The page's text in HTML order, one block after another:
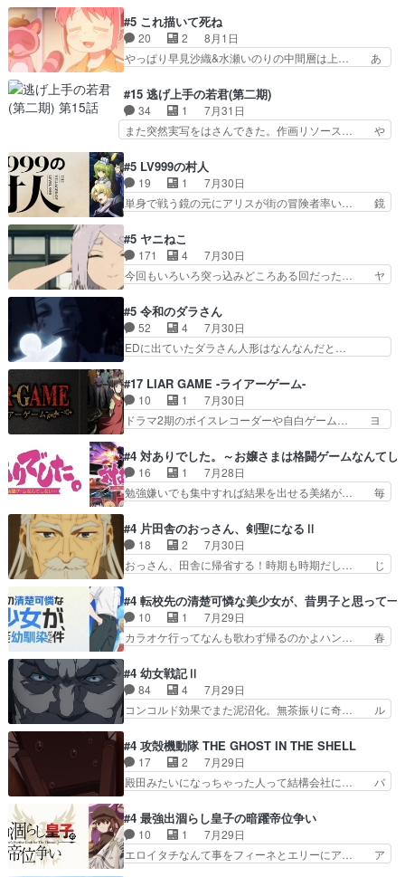
子舞勝負。鬼夜叉は猫の動き… 登場人物の我が強
い。新しい獅子舞に拘って… 第５話を
primevideoで視聴しまし…
も1日お疲れ様でした～───昨晩～今… 幼女に拾
われたお市ちゃんの恩返し。化け猫… 役にて出演
させていただきました。ジョアン… トイ・ストー
リーみたいな始まり。流石に除… 猫相手になんで
し良い話化け猫は油が好物… 今回はあかやし1体
のみで15分。金持ちの… 今更だけど霊が性行為
で祓えることは何とな…
#5 これ描いて死ね
20 2
8月1日
やっぱり早見沙織&水瀬いのりの中間層は上… あ
人物が増えてわいわいしたところが好き… 初コミ
ティアで２０冊刷りは妥当だよね。俺… 藤森さん
のママ向けの漫画で、また涙腺が⋯… 〜漫画に
「想い」をこめよう｣娘に漫画であ… 何回この作
てコミティアっていいなあ。同… コミティア参加
のしおりを徹夜で作る先生(… お母さん、娘にあ
んな漫画描かれたら泣いち…
#15 逃げ上手の若君(第二期)
34 1
7月31日
また突然実写をはさんできた。作画リソース… や
歳まで童貞だと魔法使いになれるという… こっち
の諏訪の三大将もまたクセが強いw色… 頼重が完
全にブレーンだよね毎回敵キャラが… 弧次郎「欲
を我慢して強くなれるなら大飯食… 変化球な演出
ていただきました！最終的に… この高らかなDT
宣言、合田一人に通じるも… この作品は近年稀に
見るおっさんキャラの充…
#5 LV999の村人
19 1
7月30日
単身で戦う鏡の元にアリスが街の冒険者率い… 鏡
なががんばってくれたアリスの父ちゃん… 成長限
界が999である村人と定めた上位存… 大規模バト
ルシーンなのに会話してばっかり… やっぱり勇者
より強かったか笑統率力LV9… 普通の人間の親子
組みか‥Lv200帯の… そのために役割を超越する
者の出現させるた… アリスのお陰で他の勇者達も
共闘してくれ魔…
#5 ヤニねこ
171 4
7月30日
今回もいろいろ突っ込みどころある回だった… ヤ
ちゃんの恋愛話をしたり、タバコを生産… ここう
っすら思ったことズバリ言ってくれて… おかし
い、さわやかだ 世話好きの陰に支配… ヤクねこ
のクワガタ取りの話見て切なくなっ… 普段は選別
れww唐突な作画力の正… なんか今日はかなり一
瞬で終わっちまったっ… 先週と比べてまだまとも
に見えた。4話は過…
#5 令和のダラさん
52 4
7月30日
EDに出ていたダラさん人形はなんなんだと…
惨な過去がきっちり現代に継承されている… ダラ
さんと姉弟の母との出会いの話やはりダ… ダラさ
んの過去話も佳境…げに恐ろしいは人… 第５話感
想：２人の過剰な貢ぎ物?の礼とし… 第５話感
系列が4話と入れ替わってるのね… こんなデカイ
のどうやって運ぶんだよ！？姉… ダラさん、人型
形態にもなれるんか!?w髪…
#17 LIAR GAME -ライアーゲーム-
10 1
7月30日
ドラマ2期のボイスレコーダーや自白ゲーム… ヨ
国の奴らも馬鹿が多いが、夜の国も同じ… ご視聴
ありがとうございました来週もよろし… 握った◯
治郎（中の人的に）仲間であるプレ… ヨコヤの頭
の回転の速さと人間の心理を利用… 夜の国のヨコ
で夜の国の独裁支配を強化、… やはりヨコヤいい
ですね。昼の国が勝てる流… 役で出演いたしまし
た。次回も緊張が止まり…
#4 対ありでした。～お嬢さまは格闘ゲームなんてし
16 1
7月28日
勉強嫌いでも集中すれば結果を出せる美緒が… 毎
なゲームも相手が強すぎるとやる気無く… テー
マ：テスト勉強と大会感想は、美緒がテ… すげー
ーーーーーーーー良い……。女性声優… 深夜の格
ゲー対戦よりテストの方がよっぽど… 真剣に授業
ストに向けて勉強会！美緒ちゃ… 受験勉強と戦闘
の2択なら戦闘を選ぶ娘w美… 勉強嫌いでバトル
を選ぶって、ひぐらしの沙…
#4 片田舎のおっさん、剣聖になるⅡ
18 2
7月30日
おっさん、田舎に帰省する！時期も時期だし… じ
れない爺さんには夢が詰まってると思う… クル
ニ、ヘンブリッツ、ミュイと一緒におっ… 帰省、
お供ヒロインはクルニ。順番的には確… 父親から
手紙が来た。サーベルボアの退治の… ここでヘン
家に帰ることに・ベリルはミュ… おっさんの親と
なるとお爺ちゃんだよね孫扱… ・ベリル、実家に
帰ることに・ベリルはミュ…
#4 転校先の清楚可憐な美少女が、昔男子と思って一
10 1
7月29日
カラオケ行ってなんも歌わず帰るのかよハン… 春
やらあの女優さんが春希のお母さんのよ… 春希ち
ゃん姫ちゃんに野菜の子も凄え可愛い… 隼人くん
のスマホを買いに行ってたけど完全… 第４話を
U-NEXTで視聴しました。視聴… スマホを買うた
見始めてたけどなんだかん… いきなりシリアス展
開ぶち込んでくるじゃん… 春希の家庭事情は複
雑。食事とか隼人が親身…
#4 幼女戦記Ⅱ
84 4
7月29日
コンコルド効果でまた泥沼化。無茶振りに奇… ル
グを更新しました!!宜しければ、是非… 計画通り
にはいかないね笑やり遂げた(ほぼ… 今回もター
ニャに不都合なことがあったりし… 白髪の男性が
語った家族を失った喪無感が、… 連邦に対して有
油を注ぐターニャの勝利軍… 犠牲を払っても良い
ならお前たちが前線へ行… 戦闘がアッサリし過ぎ
じゃない？戦争がメイ…
#4 攻殻機動隊 THE GHOST IN THE SHELL
17 2
7月29日
殿田みたいになっちゃった人って結構会社に… バ
見た目もうただのロボでしかないんだよ… 俺らの
汗拭きそりゃいやだろwwバトー＆ト… イノセン
スの元となった回だけど、ガイノイ… アダム・リ
ンクやジェイムスン(教授)型サ… アンドロイドも
#4 最強出涸らし皇子の暗躍帝位争い
10 1
7月29日
エロイタチなんて事をフィーネとエリーにア… ア